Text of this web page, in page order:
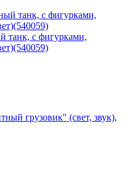
танк, с фигурками,
грузовик" (свет, звук),